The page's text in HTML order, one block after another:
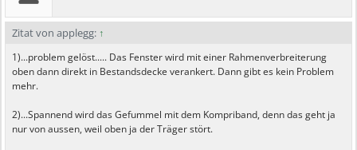
Zitat von applegg: ↑
1)...problem gelöst..... Das Fenster wird mit einer Rahmenverbreiterung
oben dann direkt in Bestandsdecke verankert. Dann gibt es kein Problem
mehr.
2)...Spannend wird das Gefummel mit dem Kompriband, denn das geht ja
nur von aussen, weil oben ja der Träger stört.